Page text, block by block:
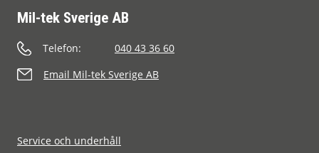
Mil-tek Sverige AB
Telefon:
040 43 36 60
Email Mil-tek Sverige AB
Service och underhåll